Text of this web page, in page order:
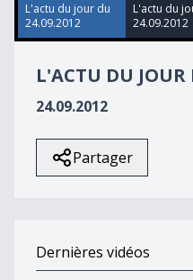
11
seconds
L'actu du jour du
24.09.2012
L'actu du
24.09.2012
L'ACTU DU JOUR
24.09.2012
Partager
Dernières vidéos